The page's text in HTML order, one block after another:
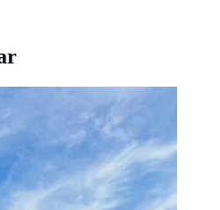
Jong Suk tampil melokal saat